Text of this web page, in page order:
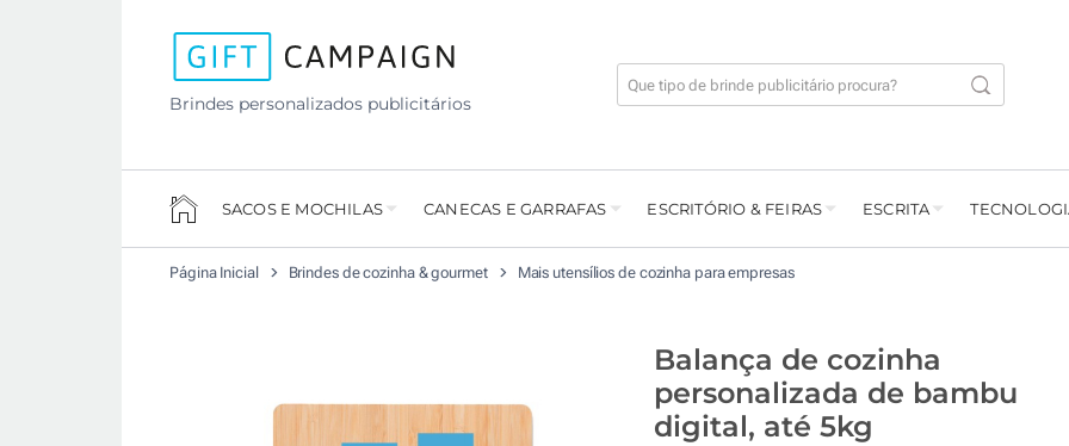
Brindes personalizados publicitários
SACOS E MOCHILAS CANECAS E GARRAFAS ESCRITÓRIO & FEIRAS ESCRITA
Página Inicial Brindes de cozinha & gourmet Mais utensílios de cozinha para empresas
Balança de cozinha
personalizada de bambu
digital, até 5kg